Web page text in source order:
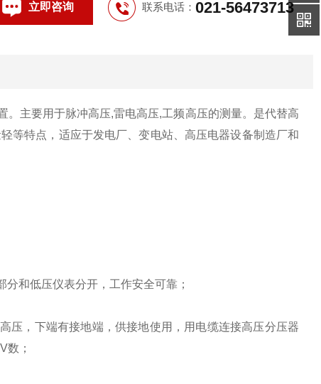
立即咨询 联系电话： 021-56473713
。主要用于脉冲高压,雷电高压,工频高压的测量。是代替高
等特点，适应于发电厂、变电站、高压电器设备制造厂和
和低压仪表分开，工作安全可靠；
压，下端有接地端，供接地使用，用电缆连接高压分压器
数；